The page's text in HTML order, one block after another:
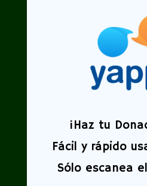
¡Haz tu
Fácil y rápido
Sólo escanea